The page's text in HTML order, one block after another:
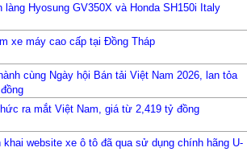
làng Hyosung GV350X và Honda SH150i Italy
xe máy cao cấp tại Đồng Tháp
cùng Ngày hội Bán tải Việt Nam 2026, lan tỏa
ra mắt Việt Nam, giá từ 2,419 tỷ đồng
khai website xe ô tô đã qua sử dụng chính hãng U-